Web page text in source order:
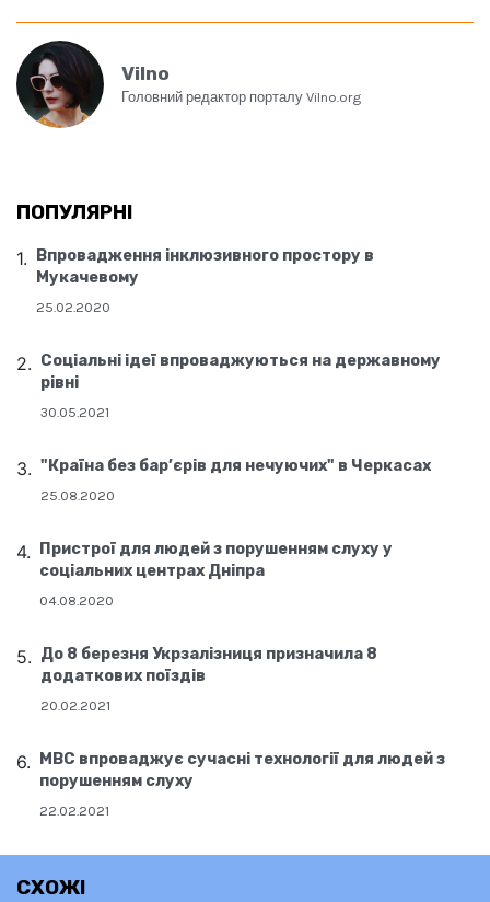
Vilno
Головний редактор порталу Vilno.org
ПОПУЛЯРНІ
Впровадження інклюзивного простору в
Мукачевому
25.02.2020
Соціальні ідеї впроваджуються на державному
рівні
30.05.2021
"Країна без бар’єрів для нечуючих" в Черкасах
25.08.2020
Пристрої для людей з порушенням слуху у
соціальних центрах Дніпра
04.08.2020
До 8 березня Укрзалізниця призначила 8
додаткових поїздів
20.02.2021
МВС впроваджує сучасні технології для людей з
порушенням слуху
22.02.2021
СХОЖІ